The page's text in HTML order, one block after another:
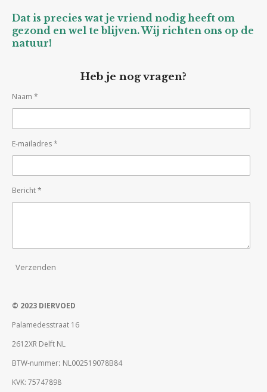
Dat is precies wat je vriend nodig heeft om
gezond en wel te blijven. Wij richten ons op de
natuur!
Heb je nog vragen?
Naam *
E-mailadres *
Bericht *
Verzenden
© 2023 DIERVOED
Palamedesstraat 16
2612XR Delft NL
BTW-nummer: NL002519078B84
KVK: 75747898